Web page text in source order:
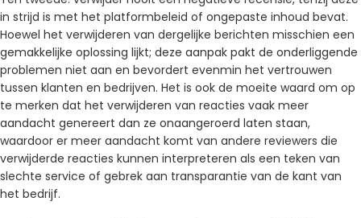
in strijd is met het platformbeleid of ongepaste inhoud bevat.
Hoewel het verwijderen van dergelijke berichten misschien een
gemakkelijke oplossing lijkt; deze aanpak pakt de onderliggende
problemen niet aan en bevordert evenmin het vertrouwen
tussen klanten en bedrijven. Het is ook de moeite waard om op
te merken dat het verwijderen van reacties vaak meer
aandacht genereert dan ze onaangeroerd laten staan,
waardoor er meer aandacht komt van andere reviewers die
verwijderde reacties kunnen interpreteren als een teken van
slechte service of gebrek aan transparantie van de kant van
het bedrijf.